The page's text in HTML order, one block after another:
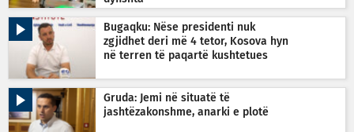
Bugaqku: Nëse presidenti nuk
zgjidhet deri më 4 tetor, Kosova hyn
në terren të paqartë kushtetues
Gruda: Jemi në situatë të
jashtëzakonshme, anarki e plotë